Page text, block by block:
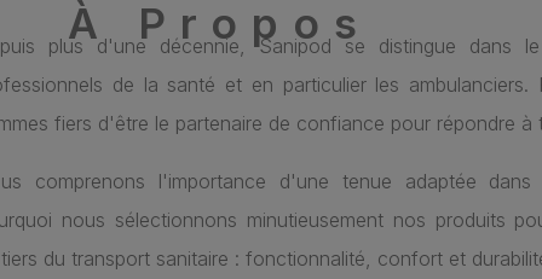
À Propos
plus d'une décennie, Sanipod se distingue dans
de la santé et en particulier les
fiers d'être le partenaire de confiance pour répondre
comprenons l'importance d'une tenue adaptée
nous sélectionnons minutieusement nos produits
du transport sanitaire : fonctionnalité, confort et